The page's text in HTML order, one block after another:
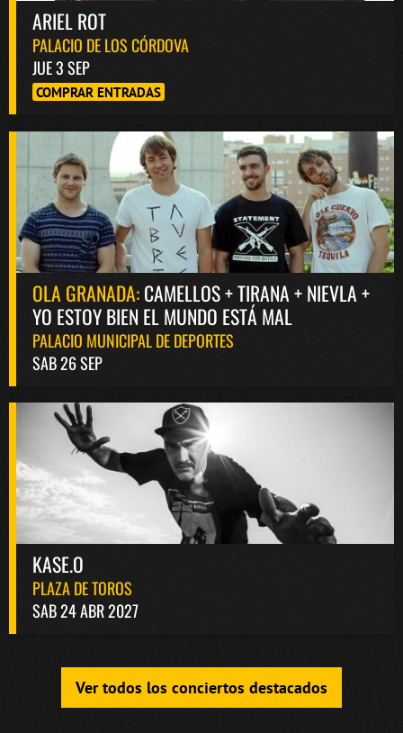
ARIEL ROT
PALACIO DE LOS CÓRDOVA
JUE 3 SEP
COMPRAR ENTRADAS
OLA GRANADA:CAMELLOS + TIRANA + NIEVLA +
YO ESTOY BIEN EL MUNDO ESTÁ MAL
PALACIO MUNICIPAL DE DEPORTES
SAB 26 SEP
KASE.O
PLAZA DE TOROS
SAB 24 ABR 2027
Ver todos los conciertos destacados